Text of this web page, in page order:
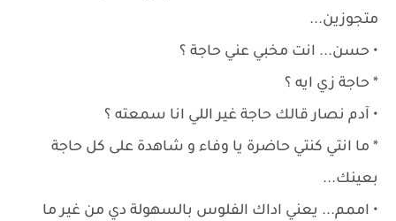
متجوزين...
• حسن... انت مخبي عني حاجة ؟
* حاجة زي ايه ؟
• آدم نصار قالك حاجة غير اللي انا سمعته ؟
* ما انتي كنتي حاضرة يا وفاء و شاهدة على كل حاجة
بعينك...
• اممم... يعني اداك الفلوس بالسهولة دي من غير ما